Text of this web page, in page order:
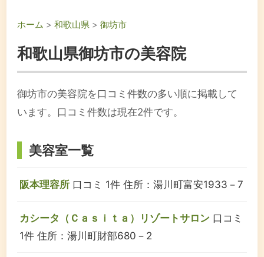
ホーム >和歌山県 >御坊市
和歌山県御坊市の美容院
御坊市の美容院を口コミ件数の多い順に掲載して
います。口コミ件数は現在2件です。
美容室一覧
阪本理容所 口コミ 1件 住所：湯川町富安1933－7
カシータ（Ｃａｓｉｔａ）リゾートサロン 口コミ
1件 住所：湯川町財部680－2